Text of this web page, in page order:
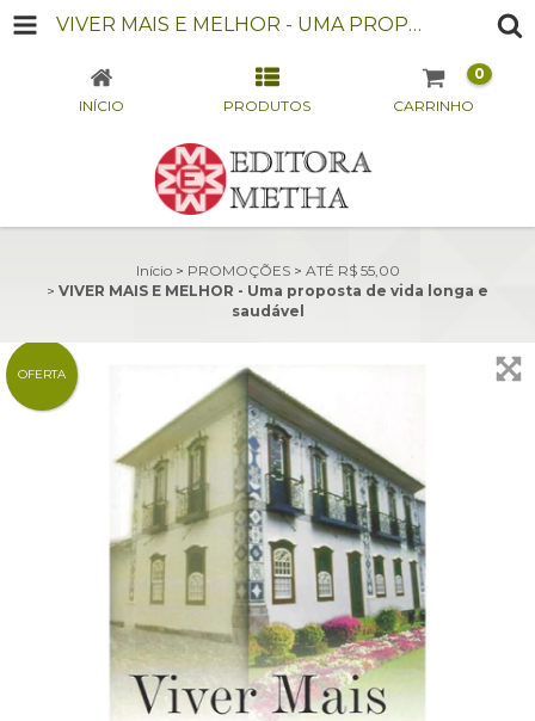
VIVER MAIS E MELHOR - UMA PROPOSTA DE VIDA LONGA E SAUDÁVEL
INÍCIO PRODUTOS CARRINHO
0
Início > PROMOÇÕES > ATÉ R$ 55,00
> VIVER MAIS E MELHOR - Uma proposta de vida longa e
saudável
OFERTA